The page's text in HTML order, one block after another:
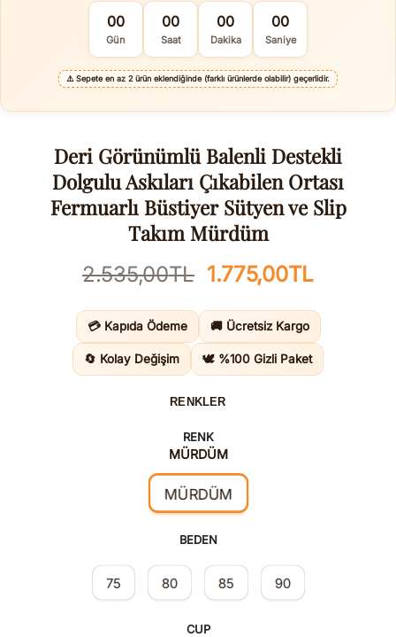
00
Gün
00
Saat
00
Dakika
00
Saniye
⚠️ Sepete en az 2 ürün eklendiğinde (farklı ürünlerde olabilir) geçerlidir.
Deri Görünümlü Balenli Destekli
Dolgulu Askıları Çıkabilen Ortası
Fermuarlı Büstiyer Sütyen ve Slip
Takım Mürdüm
2.535,00TL Orijinal
2.535,00TL.
1.775,00TLŞu
💳 Kapıda Ödeme 🚚 Ücretsiz Kargo
🔄 Kolay Değişim 🕊️ %100 Gizli Paket
RENKLER
RENK
MÜRDÜM
MÜRDÜM
BEDEN
75 80 85 90
CUP